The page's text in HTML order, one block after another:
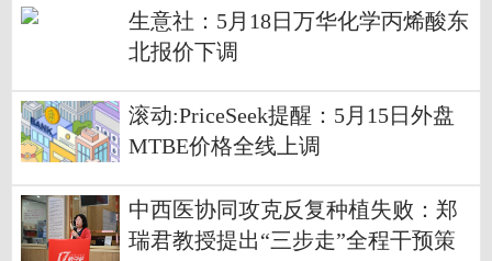
生意社：5月18日万华化学丙烯酸东
北报价下调
滚动:PriceSeek提醒：5月15日外盘
MTBE价格全线上调
中西医协同攻克反复种植失败：郑
瑞君教授提出“三步走”全程干预策